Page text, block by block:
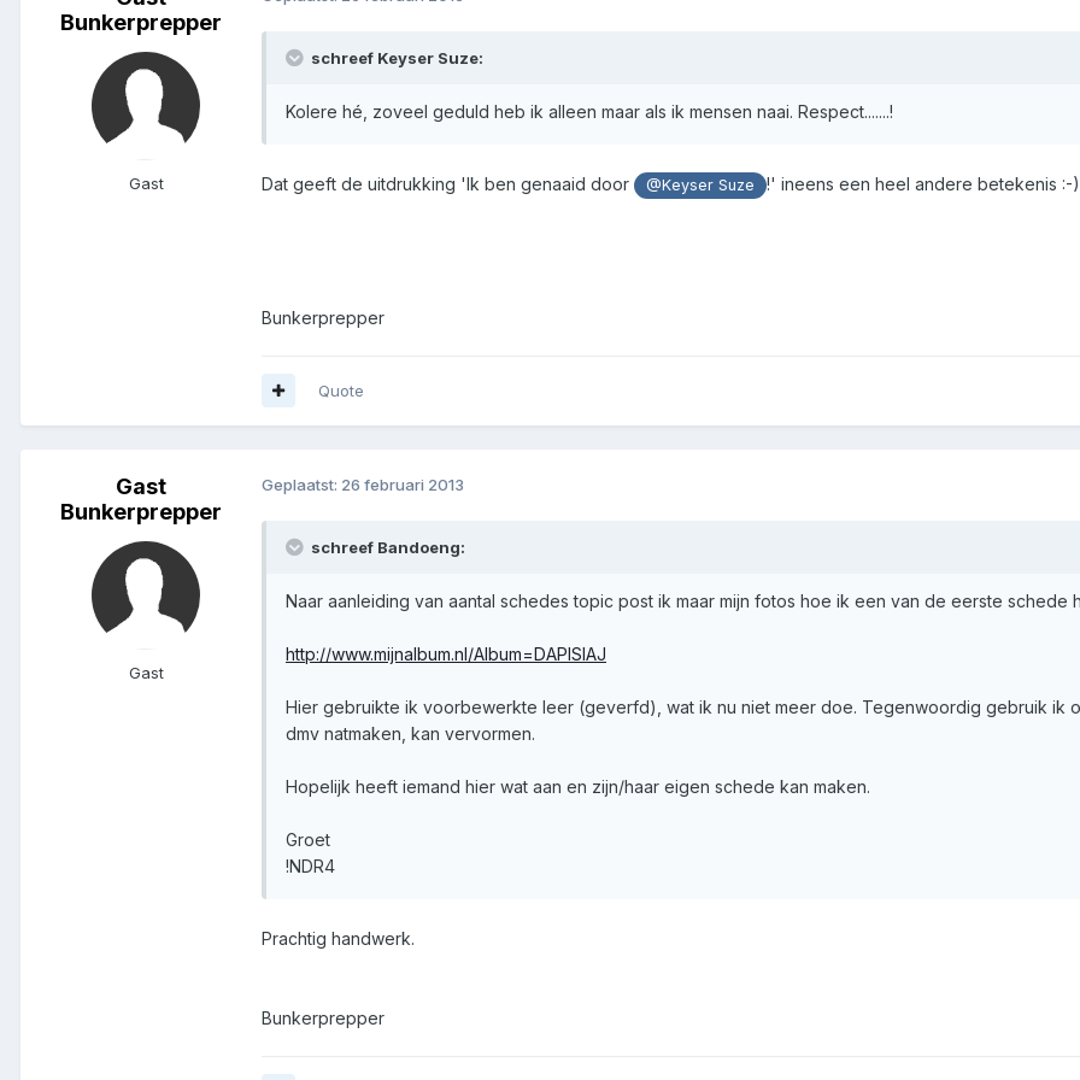
Bunkerprepper
Gast
schreef Keyser Suze:
Kolere hé, zoveel geduld heb ik alleen maar als ik mensen naai. Respect.......!
Dat geeft de uitdrukking 'Ik ben genaaid door @Keyser Suze !' ineens een heel andere betekenis :-)
Bunkerprepper
Quote
Gast
Bunkerprepper
Gast
Geplaatst: 26 februari 2013
schreef Bandoeng:
Naar aanleiding van aantal schedes topic post ik maar mijn fotos hoe ik een van de eerste schede
http://www.mijnalbum.nl/Album=DAPISIAJ
Hier gebruikte ik voorbewerkte leer (geverfd), wat ik nu niet meer doe. Tegenwoordig gebruik ik
dmv natmaken, kan vervormen.
Hopelijk heeft iemand hier wat aan en zijn/haar eigen schede kan maken.
Groet
!NDR4
Prachtig handwerk.
Bunkerprepper